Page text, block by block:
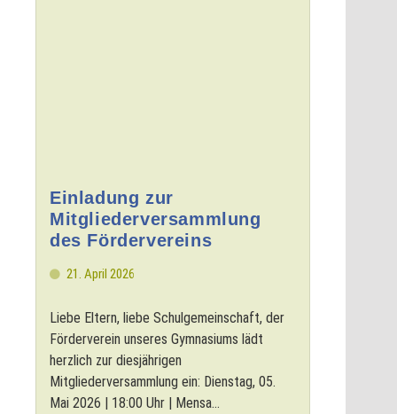
Einladung zur
Mitgliederversammlung
des Fördervereins
21. April 2026
Liebe Eltern, liebe Schulgemeinschaft, der
Förderverein unseres Gymnasiums lädt
herzlich zur diesjährigen
Mitgliederversammlung ein: Dienstag, 05.
Mai 2026 | 18:00 Uhr | Mensa...